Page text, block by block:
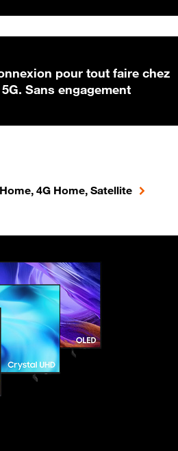
pour tout faire chez
Sans engagement
4G Home, Satellite